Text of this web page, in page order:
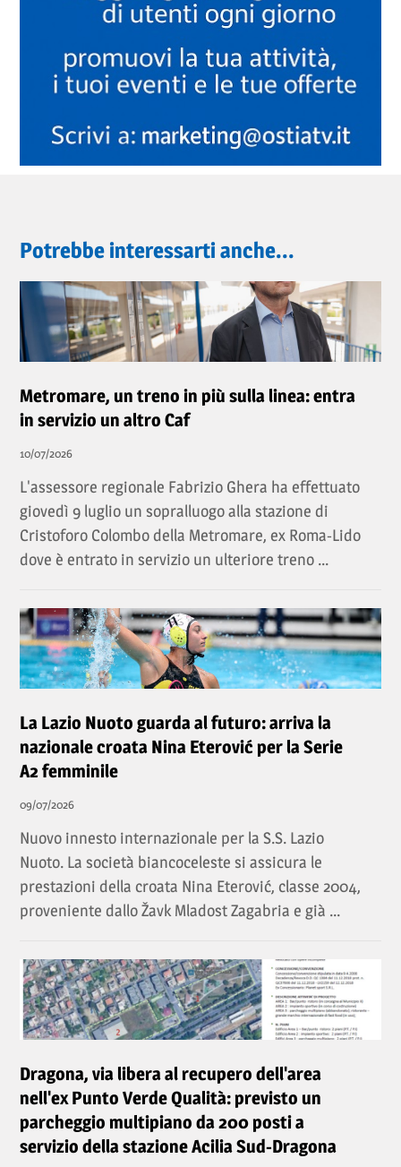
Potrebbe interessarti anche...
Metromare, un treno in più sulla linea: entra
in servizio un altro Caf
10/07/2026
L'assessore regionale Fabrizio Ghera ha effettuato
giovedì 9 luglio un sopralluogo alla stazione di
Cristoforo Colombo della Metromare, ex Roma-Lido
dove è entrato in servizio un ulteriore treno ...
La Lazio Nuoto guarda al futuro: arriva la
nazionale croata Nina Eterović per la Serie
A2 femminile
09/07/2026
Nuovo innesto internazionale per la S.S. Lazio
Nuoto. La società biancoceleste si assicura le
prestazioni della croata Nina Eterović, classe 2004,
proveniente dallo Žavk Mladost Zagabria e già ...
Dragona, via libera al recupero dell'area
nell'ex Punto Verde Qualità: previsto un
parcheggio multipiano da 200 posti a
servizio della stazione Acilia Sud-Dragona